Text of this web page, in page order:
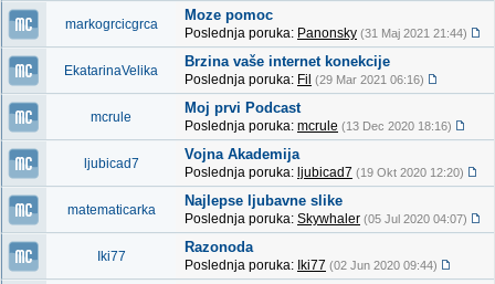
markogrcicgrca
Moze pomoc
Poslednja poruka: Panonsky (31 Maj 2021 21:44)
EkatarinaVelika
Brzina vaše internet konekcije
Poslednja poruka: Fil (29 Mar 2021 06:16)
mcrule
Moj prvi Podcast
Poslednja poruka: mcrule (13 Dec 2020 18:16)
ljubicad7
Vojna Akademija
Poslednja poruka: ljubicad7 (19 Okt 2020 12:20)
matematicarka
Najlepse ljubavne slike
Poslednja poruka: Skywhaler (05 Jul 2020 04:07)
Iki77
Razonoda
Poslednja poruka: Iki77 (02 Jun 2020 09:44)